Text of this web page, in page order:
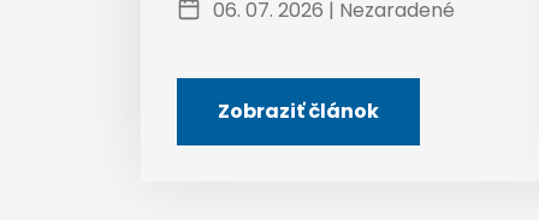
06. 07. 2026 | Nezaradené
Zobraziť článok